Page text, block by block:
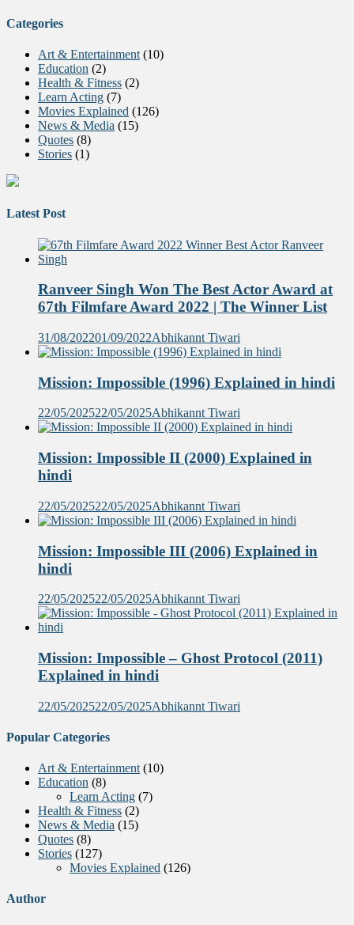
Categories
Art & Entertainment (10)
Education (2)
Health & Fitness (2)
Learn Acting (7)
Movies Explained (126)
News & Media (15)
Quotes (8)
Stories (1)
Latest Post
Ranveer Singh Won The Best Actor Award at
67th Filmfare Award 2022 | The Winner List
31/08/202201/09/2022Abhikannt Tiwari
Mission: Impossible (1996) Explained in hindi
22/05/202522/05/2025Abhikannt Tiwari
Mission: Impossible II (2000) Explained in
hindi
22/05/202522/05/2025Abhikannt Tiwari
Mission: Impossible III (2006) Explained in
hindi
22/05/202522/05/2025Abhikannt Tiwari
Mission: Impossible – Ghost Protocol (2011)
Explained in hindi
22/05/202522/05/2025Abhikannt Tiwari
Popular Categories
Art & Entertainment (10)
Education (8)
Learn Acting (7)
Health & Fitness (2)
News & Media (15)
Quotes (8)
Stories (127)
Movies Explained (126)
Author